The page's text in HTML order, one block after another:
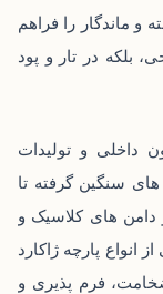
و ماندگار را فراهم
بلکه در تار و پود
داخلی و تولیدات
سنگین گرفته تا
های کلاسیک و
پارچه ژاکارد
فرم ‌پذیری و